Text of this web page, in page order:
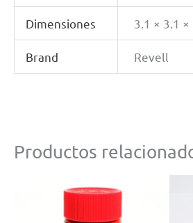
Dimensiones 3.1 × 3.1 ×
Brand Revell
Productos